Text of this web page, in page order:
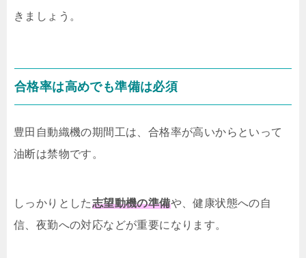
きましょう。
合格率は高めでも準備は必須
豊田自動織機の期間工は、合格率が高いからといって
油断は禁物です。
しっかりとした志望動機の準備や、健康状態への自
信、夜勤への対応などが重要になります。